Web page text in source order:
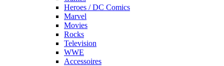
Heroes / DC Comics
Marvel
Movies
Rocks
Television
WWE
Accessoires